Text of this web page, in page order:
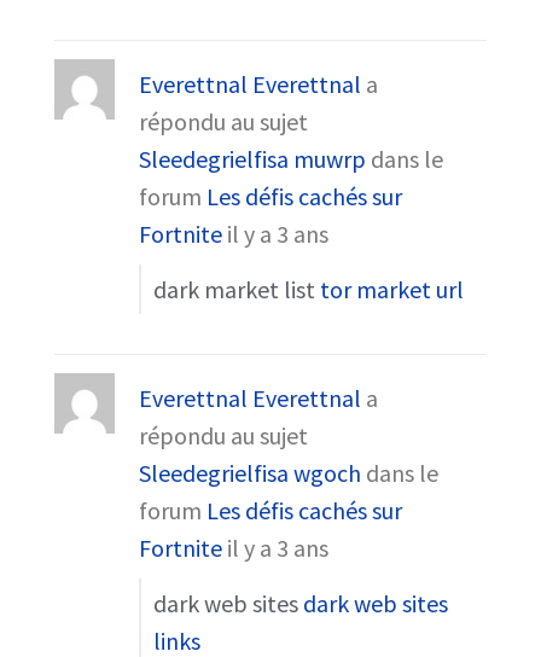
Everettnal Everettnal a
répondu au sujet
Sleedegrielfisa muwrp dans le
forum Les défis cachés sur
Fortnite il y a 3 ans
dark market list tor market url
Everettnal Everettnal a
répondu au sujet
Sleedegrielfisa wgoch dans le
forum Les défis cachés sur
Fortnite il y a 3 ans
dark web sites dark web sites
links